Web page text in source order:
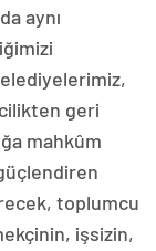
aynı
geri
mahkûm
toplumcu
işsizin,